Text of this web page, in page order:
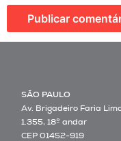
SÃO PAULO
Av. Brigadeiro Faria
1.355, 18º andar
CEP 01452-919